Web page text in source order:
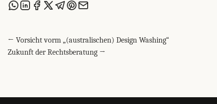
← Vorsicht vorm „(australischen) Design Washing“
Zukunft der Rechtsberatung →